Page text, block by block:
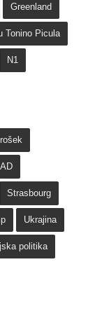
Greenland
Tonino Picula
N1
Strasbourg
Ukrajina
politika